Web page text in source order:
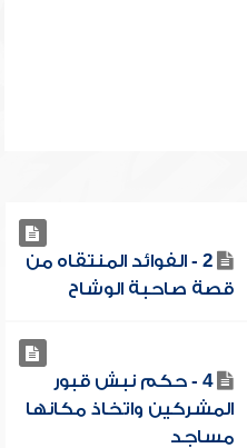
2 - الفوائد المنتقاه من
قصة صاحبة الوشاح
4 - حكم نبش قبور
المشركين واتخاذ مكانها
مساجد